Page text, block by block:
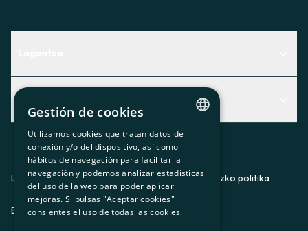
Aurkitu zerbitzurik egokiena zuretzat
Contacto
Albisteak
Bazkideen txokoa
Prentsa
Gurekin lan egin
Lege-oharraPribatutasun-politikaCookieei buruzko politika
ES CAGLEU
CATALAN
SPANISH
GL
BASQUE
Gestión de cookies
Utilizamos cookies que tratan datos de
conexión y/o del dispositivo, así como
hábitos de navegación para facilitar la
navegación y podemos analizar estadísticas
del uso de la web para poder aplicar
mejoras. Si pulsas "Aceptar cookies"
consientes el uso de todas las cookies.